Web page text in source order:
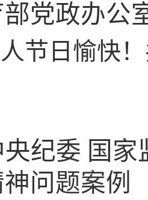
党政办公
节日愉快
纪委 国
问题案例